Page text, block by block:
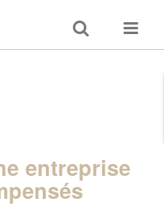
Toggle
search
Toggle
entreprise